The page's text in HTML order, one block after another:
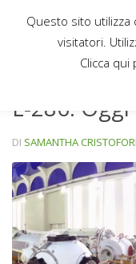
Sotto il
L-286:
DI SAMANTHA
Questo sito utilizza
visitatori.
Clicca